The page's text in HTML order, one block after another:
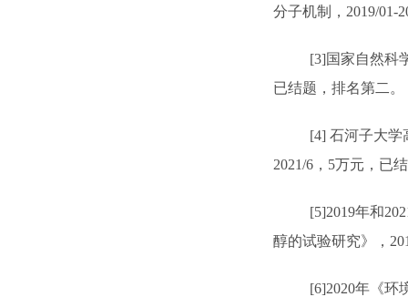
分子机制， 2019/01-
[3]国家自然科
已结题，排名第二。
[4] 石河子大学
2021/6 ， 5万元，已
[5]2019年和
醇的试验研究》，
[6]2020年《环